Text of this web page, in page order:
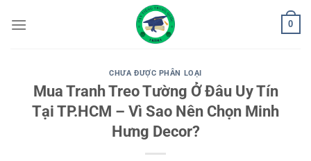
qua
0
CHƯA ĐƯỢC PHÂN LOẠI
Mua Tranh Treo Tường Ở Đâu Uy Tín
Tại TP.HCM – Vì Sao Nên Chọn Minh
Hưng Decor?